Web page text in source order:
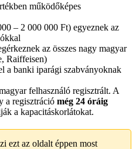
működőképes
– 2 000 000 Ft) egyeznek az
az összes nagy magyar
Raiffeisen)
a banki iparági szabványoknak
felhasználó regisztrált. A
a regisztráció még 24 óráig
a kapacitáskorlátokat.
ezt az oldalt éppen most